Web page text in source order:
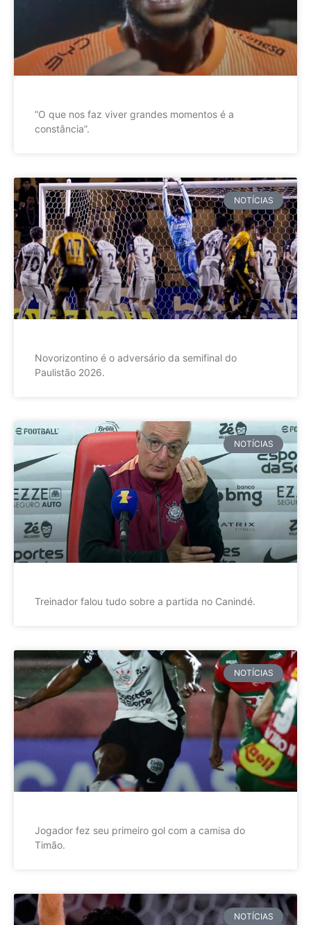
”O que nos faz viver grandes momentos é a
constância”.
NOTÍCIAS
Novorizontino é o adversário da semifinal do
Paulistão 2026.
NOTÍCIAS
Treinador falou tudo sobre a partida no Canindé.
NOTÍCIAS
Jogador fez seu primeiro gol com a camisa do
Timão.
NOTÍCIAS